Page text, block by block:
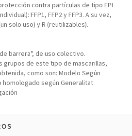
contra partículas de tipo EPI
FFP1, FFP2 y FFP3. A su vez,
solo uso) y R (reutilizables).
barrera", de uso colectivo.
grupos de este tipo de mascarillas,
como son: Modelo Según
homologado según Generalitat